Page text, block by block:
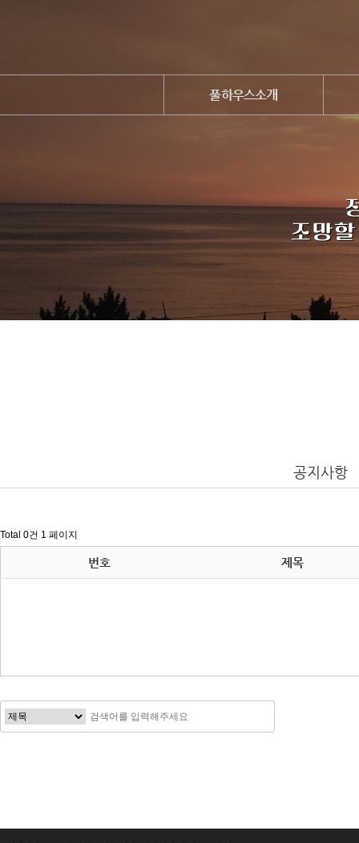
풀하우스소개
공지사항
Total 0건 1 페이지
번호 제목